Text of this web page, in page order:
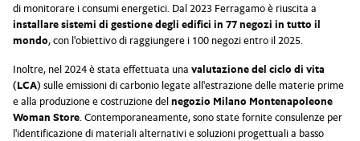
di monitorare i consumi energetici. Dal 2023 Ferragamo è riuscita a
installare sistemi di gestione degli edifici in 77 negozi in tutto il
mondo, con l'obiettivo di raggiungere i 100 negozi entro il 2025.
Inoltre, nel 2024 è stata effettuata una valutazione del ciclo di vita
(LCA) sulle emissioni di carbonio legate all'estrazione delle materie prime
e alla produzione e costruzione delnegozio Milano Montenapoleone
Woman Store. Contemporaneamente, sono state fornite consulenze per
l'identificazione di materiali alternativi e soluzioni progettuali a basso